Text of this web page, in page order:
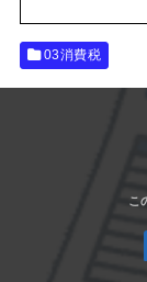
03消費税